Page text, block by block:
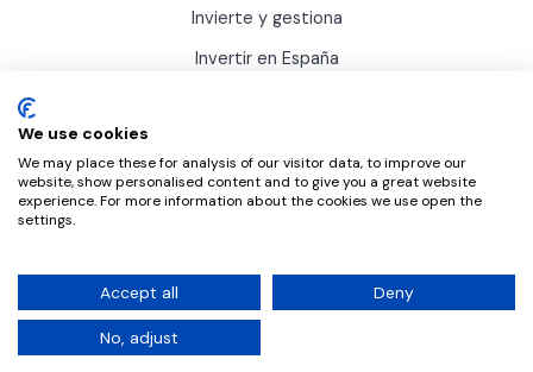
Invierte y gestiona
Invertir en España
© 2025 Inviertis Go! Todos los derechos reservados.
We use cookies
We may place these for analysis of our visitor data, to improve our
website, show personalised content and to give you a great website
experience. For more information about the cookies we use open the
settings.
Accept all Deny
No, adjust